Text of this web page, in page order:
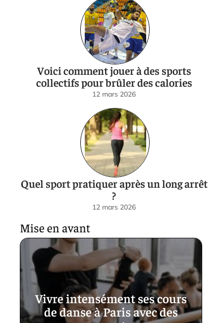
Voici comment jouer à des sports
collectifs pour brûler des calories
12 mars 2026
Quel sport pratiquer après un long arrêt
?
12 mars 2026
Mise en avant
Vivre intensément ses cours
de danse à Paris avec des